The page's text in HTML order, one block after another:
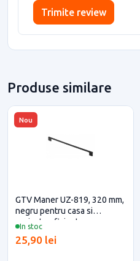
Trimite review
Produse similare
Nou
In stoc
GTV Maner UZ-819, 320 mm,
negru pentru casa si
proiecte eficiente
25,90 lei